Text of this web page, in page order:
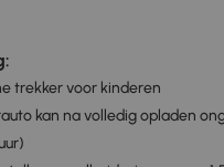
trekker voor kinderen
kan na volledig opladen